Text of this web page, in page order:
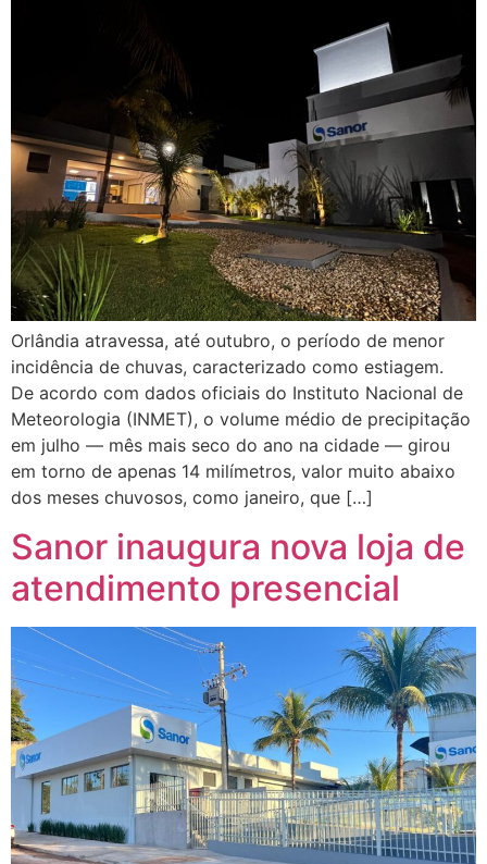
Orlândia atravessa, até outubro, o período de menor
incidência de chuvas, caracterizado como estiagem.
De acordo com dados oficiais do Instituto Nacional de
Meteorologia (INMET), o volume médio de precipitação
em julho — mês mais seco do ano na cidade — girou
em torno de apenas 14 milímetros, valor muito abaixo
dos meses chuvosos, como janeiro, que […]
Sanor inaugura nova loja de
atendimento presencial